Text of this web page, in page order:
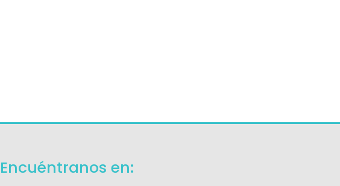
Encuéntranos en: